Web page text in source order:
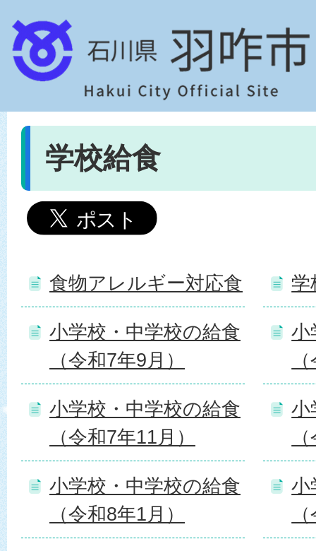
学校給食
食物アレルギー対応食 学
小学校・中学校の給食
（令和7年9月）
小
小学校・中学校の給食
（令和7年11月）
小
小学校・中学校の給食
（令和8年1月）
小